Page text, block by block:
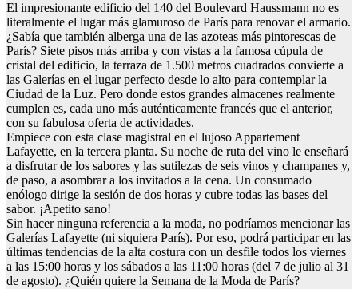
El impresionante edificio del 140 del Boulevard Haussmann no es
literalmente el lugar más glamuroso de París para renovar el armario.
¿Sabía que también alberga una de las azoteas más pintorescas de
París? Siete pisos más arriba y con vistas a la famosa cúpula de
cristal del edificio, la terraza de 1.500 metros cuadrados convierte a
las Galerías en el lugar perfecto desde lo alto para contemplar la
Ciudad de la Luz. Pero donde estos grandes almacenes realmente
cumplen es, cada uno más auténticamente francés que el anterior,
con su fabulosa oferta de actividades.
Empiece con esta clase magistral en el lujoso Appartement
Lafayette, en la tercera planta. Su noche de ruta del vino le enseñará
a disfrutar de los sabores y las sutilezas de seis vinos y champanes y,
de paso, a asombrar a los invitados a la cena. Un consumado
enólogo dirige la sesión de dos horas y cubre todas las bases del
sabor. ¡Apetito sano!
Sin hacer ninguna referencia a la moda, no podríamos mencionar las
Galerías Lafayette (ni siquiera París). Por eso, podrá participar en las
últimas tendencias de la alta costura con un desfile todos los viernes
a las 15:00 horas y los sábados a las 11:00 horas (del 7 de julio al 31
de agosto). ¿Quién quiere la Semana de la Moda de París?